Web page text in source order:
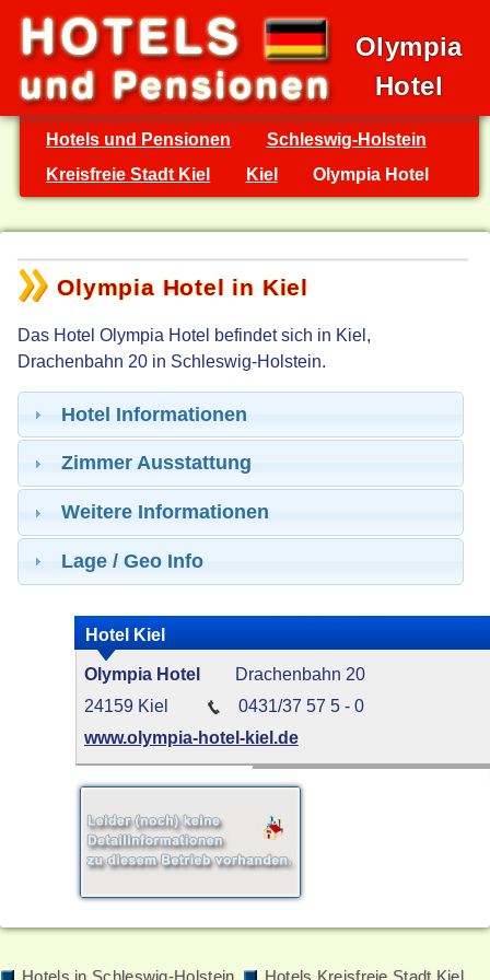
Olympia
Hotel
Hotels und Pensionen
Schleswig-Holstein
Kreisfreie Stadt Kiel
Kiel Olympia Hotel
Olympia Hotel in Kiel
Das Hotel Olympia Hotel befindet sich in Kiel,
Drachenbahn 20 in Schleswig-Holstein.
Hotel Informationen
Zimmer Ausstattung
Weitere Informationen
Lage / Geo Info
Hotel Kiel
Olympia Hotel
Drachenbahn 20
24159 Kiel
0431/37 57 5 - 0
www.olympia-hotel-kiel.de